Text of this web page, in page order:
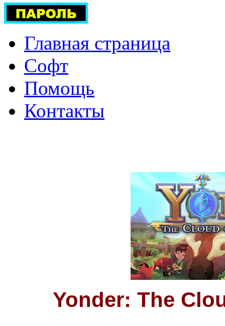
Главная страница
Софт
Помощь
Контакты
Yonder: The